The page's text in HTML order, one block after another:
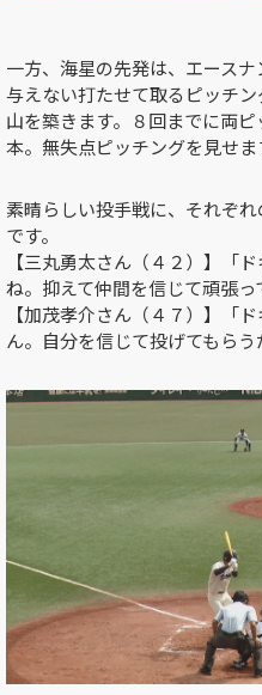
一方、海星の先発は、エース
与えない打たせて取るピッチ
山を築きます。８回までに両
本。無失点ピッチングを見せま
素晴らしい投手戦に、それぞ
です。
【三丸勇太さん（４２）】「
ね。抑えて仲間を信じて頑張っ
【加茂孝介さん（４７）】「
ん。自分を信じて投げてもらう